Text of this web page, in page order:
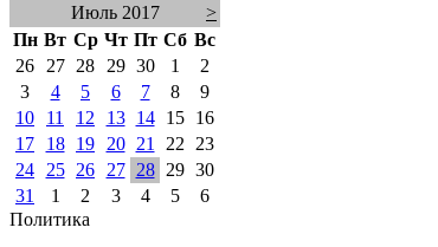
Июль 2017
>
Пн Вт Ср Чт Пт Сб Вс
26
27 28 29 30 1
2
3
4 5 6 7 8
9
10
11 12 13 14 15
16
17
18 19 20 21 22
23
24
25 26 27 28 29 30
31
1 2 3 4 5
6
Политика